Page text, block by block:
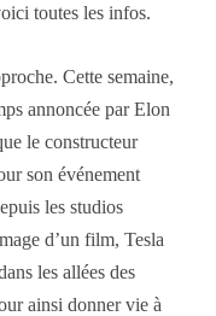
toutes les infos.
Cette semaine,
annoncée par Elon
le constructeur
son événement
les studios
d’un film, Tesla
les allées des
ainsi donner vie à